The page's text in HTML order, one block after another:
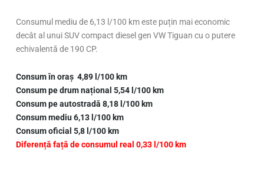
Consumul mediu de 6,13 l/100 km este puțin mai economic
decât al unui SUV compact diesel gen VW Tiguan cu o putere
echivalentă de 190 CP.
Consum în oraș 4,89 l/100 km
Consum pe drum național 5,54 l/100 km
Consum pe autostradă 8,18 l/100 km
Consum mediu 6,13 l/100 km
Consum oficial 5,8 l/100 km
Diferență față de consumul real 0,33 l/100 km